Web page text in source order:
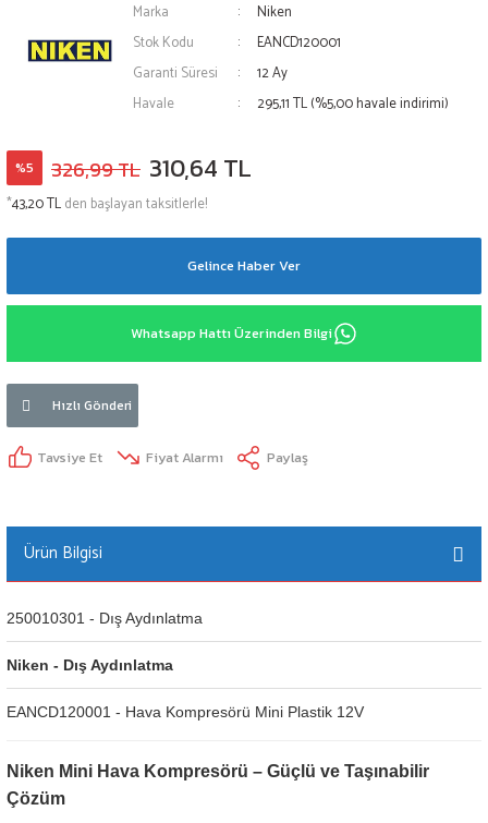
Marka
Niken
Stok Kodu
EANCD120001
Garanti Süresi
12 Ay
Havale
295,11 TL (%5,00 havale indirimi)
%5 326,99 TL 310,64 TL
*43,20 TLden başlayan taksitlerle!
Gelince Haber Ver
Whatsapp Hattı Üzerinden Bilgi
Hızlı Gönderi
Tavsiye Et Fiyat Alarmı Paylaş
Ürün Bilgisi
250010301 - Dış Aydınlatma
Niken - Dış Aydınlatma
EANCD120001 - Hava Kompresörü Mini Plastik 12V
Niken Mini Hava Kompresörü – Güçlü ve Taşınabilir
Çözüm